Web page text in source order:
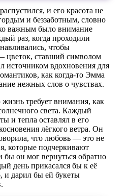
и его красота не
и беззаботным, словно
важным было внимание
раз, когда проходили
чтобы
цветок, ставший символом
источником вдохновения для
как когда-то Эмма
нежных слов о чувствах.
требует внимания, как
света. Каждый
и тепла оставлял в его
лёгкого ветра. Он
что любовь — это не
которые подчеркивают
бы он мог вернуться обратно
день прикасался бы к её
и дарил бы ей букеты